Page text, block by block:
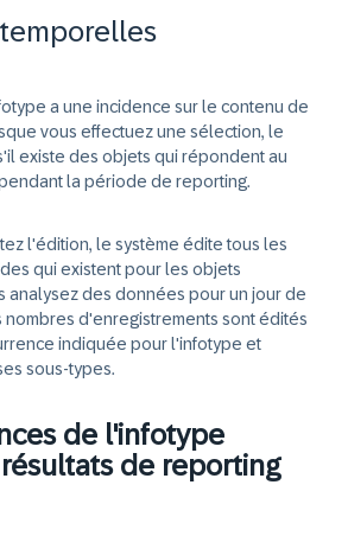
a une incidence sur le contenu de
vous effectuez une sélection, le
existe des objets qui répondent au
la période de reporting.
l'édition, le système édite tous les
qui existent pour les objets
analysez des données pour un jour de
d'enregistrements sont édités
indiquée pour l'infotype et
sous-types.
de l'infotype
de reporting